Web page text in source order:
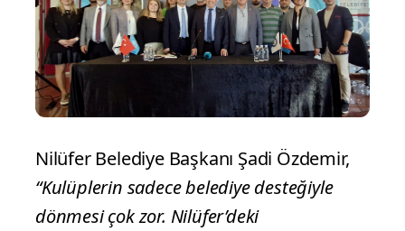
Nilüfer Belediye Başkanı Şadi Özdemir,
“Kulüplerin sadece belediye desteğiyle
dönmesi çok zor. Nilüfer’deki